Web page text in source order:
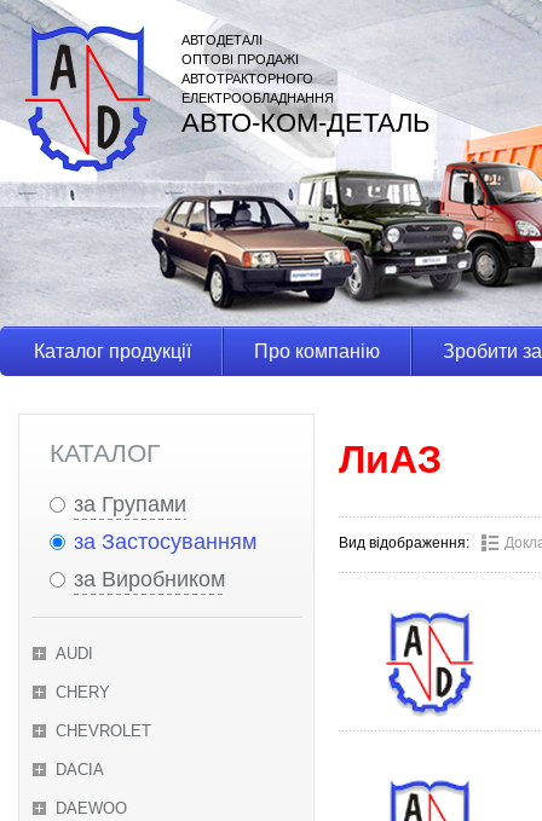
АВТОДЕТАЛІ
ОПТОВІ ПРОДАЖІ
АВТОТРАКТОРНОГО
ЕЛЕКТРООБЛАДНАННЯ
АВТО-КОМ-ДЕТАЛЬ
Каталог продукції Про компанію Зробити
КАТАЛОГ
за Групами
за Застосуванням
за Виробником
AUDI
CHERY
CHEVROLET
DACIA
DAEWOO
ЛиАЗ
Вид відображення: